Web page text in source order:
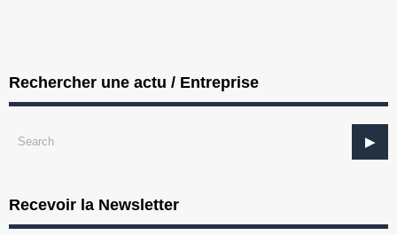
Rechercher une actu / Entreprise
Recevoir la Newsletter